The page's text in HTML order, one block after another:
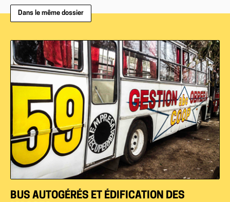
Dans le même dossier
BUS AUTOGÉRÉS ET ÉDIFICATION DES